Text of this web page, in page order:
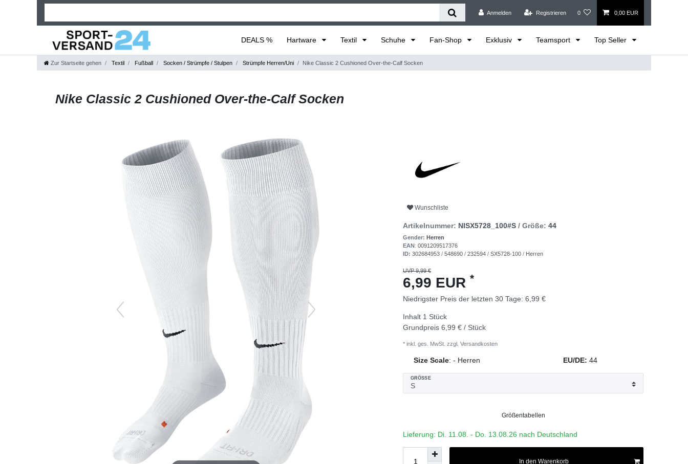
Anmelden Registrieren 0 0,00 EUR
DEALS % Hartware Textil Schuhe Fan-Shop Exklusiv Teamsport Top Seller
Zur Startseite gehen Textil Fußball Socken / Strümpfe / Stulpen Strümpfe Herren/Uni Nike Classic 2 Cushioned Over-the-Calf Socken
Nike Classic 2 Cushioned Over-the-Calf Socken
Wunschliste
Artikelnummer: NISX5728_100#S / Größe: 44
Gender: Herren
EAN: 0091209517376
ID: 302684953 / 548690 / 232594 / SX5728-100 / Herren
UVP 9,99 €
6,99 EUR *
Niedrigster Preis der letzten 30 Tage: 6,99 €
Inhalt 1 Stück
Grundpreis 6,99 € / Stück
* inkl. ges. MwSt. zzgl. Versandkosten
Size Scale: - Herren EU/DE: 44
GRÖSSE
Größentabellen
Lieferung: Di. 11.08. - Do. 13.08.26 nach Deutschland
In den Warenkorb